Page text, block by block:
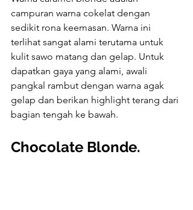
campuran warna cokelat dengan
sedikit rona keemasan. Warna ini
terlihat sangat alami terutama untuk
kulit sawo matang dan gelap. Untuk
dapatkan gaya yang alami, awali
pangkal rambut dengan warna agak
gelap dan berikan highlight terang dari
bagian tengah ke bawah.
Chocolate Blonde.